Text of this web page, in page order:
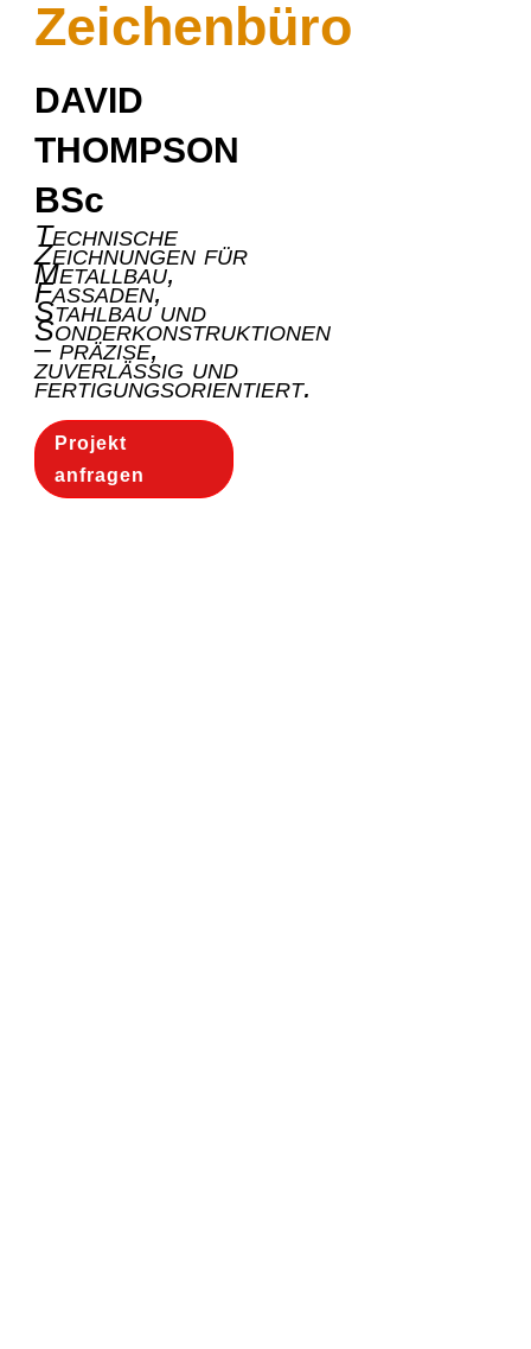
Zeichenbüro
DAVID
THOMPSON
BSc
Technische
Zeichnungen für
Metallbau,
Fassaden,
Stahlbau und
Sonderkonstruktionen
– präzise,
zuverlässig und
fertigungsorientiert.
Projekt
anfragen